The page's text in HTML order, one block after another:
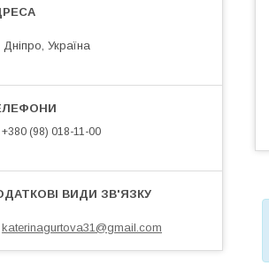
Дніпро, Україна
+380 (98) 018-11-00
katerinagurtova31@gmail.com